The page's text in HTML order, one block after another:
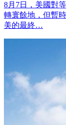
8月7日，美國對
轉寰餘地，但暫
美的最終…